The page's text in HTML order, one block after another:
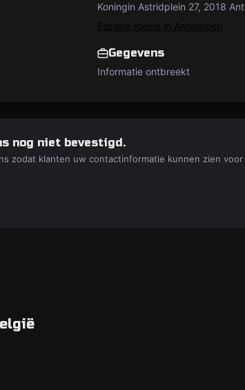
Koningin Astridplein 27, 2018
Escape rooms in Antwerpen
Gegevens
Informatie ontbreekt
nog niet bevestigd.
zodat klanten uw contactinformatie kunnen zien